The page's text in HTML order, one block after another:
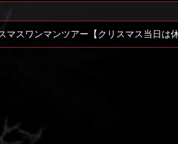
マスワンマンツアー【クリスマス当日は